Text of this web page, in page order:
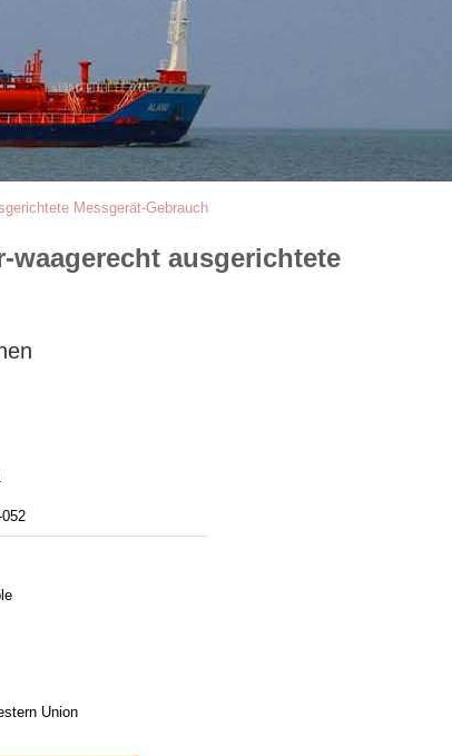
Messgerät-Gebrauch
ausgerichtete
Union